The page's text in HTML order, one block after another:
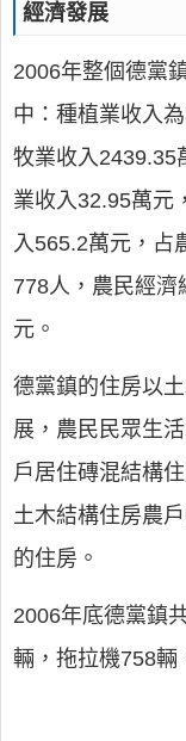
經濟發展
2006年整個德黨
中：種植業收入
牧業收入2439.35
業收入32.95萬元
入565.2萬元，占
778人，農民經
元。
德黨鎮的住房以
展，農民民眾生
戶居住磚混結構
土木結構住房農
的住房。
2006年底德黨鎮
輛，拖拉機758輛